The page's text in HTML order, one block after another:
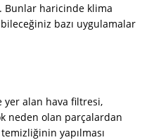
Bunlar haricinde klima
bazı uygulamalar
yer alan hava filtresi,
neden olan parçalardan
yapılması